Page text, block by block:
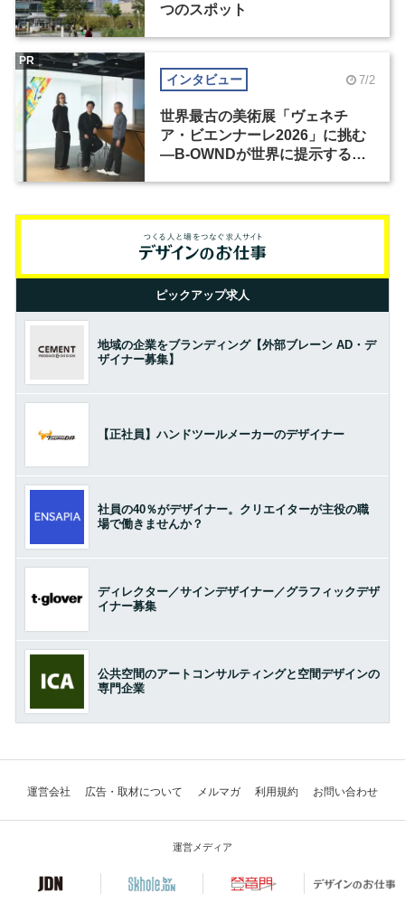
つのスポット
インタビュー 7/2
世界最古の美術展「ヴェネチ
ア・ビエンナーレ2026」に挑む
―B-OWNDが世界に提示する美
PR
ピックアップ求人
地域の企業をブランディング【外部ブレーン AD・デ
ザイナー募集】
【正社員】ハンドツールメーカーのデザイナー
社員の40％がデザイナー。クリエイターが主役の職
場で働きませんか？
ディレクター／サインデザイナー／グラフィックデザ
イナー募集
公共空間のアートコンサルティングと空間デザインの
専門企業
運営会社 広告・取材について メルマガ 利用規約 お問い合わせ
運営メディア